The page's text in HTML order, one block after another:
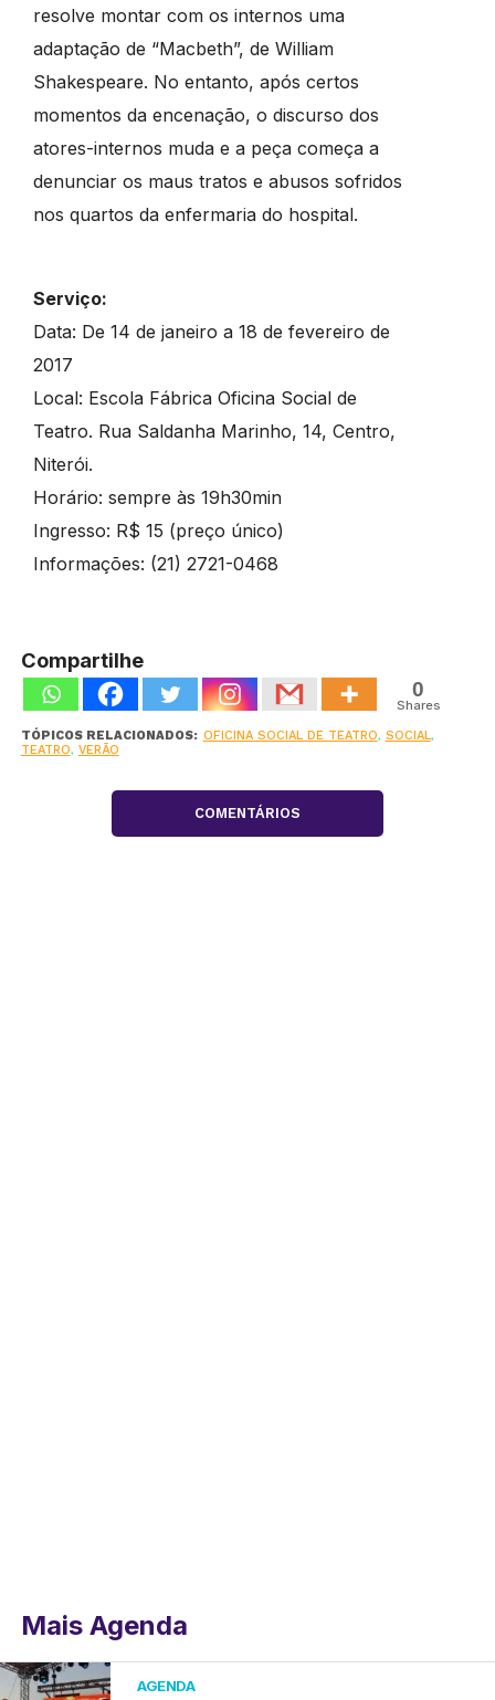
resolve montar com os internos uma
adaptação de “Macbeth”, de William
Shakespeare. No entanto, após certos
momentos da encenação, o discurso dos
atores-internos muda e a peça começa a
denunciar os maus tratos e abusos sofridos
nos quartos da enfermaria do hospital.
Serviço:
Data: De 14 de janeiro a 18 de fevereiro de
2017
Local: Escola Fábrica Oficina Social de
Teatro. Rua Saldanha Marinho, 14, Centro,
Niterói.
Horário: sempre às 19h30min
Ingresso: R$ 15 (preço único)
Informações: (21) 2721-0468
Compartilhe
0
Shares
TÓPICOS RELACIONADOS: OFICINA SOCIAL DE TEATRO, SOCIAL,
TEATRO, VERÃO
COMENTÁRIOS
Mais Agenda
AGENDA